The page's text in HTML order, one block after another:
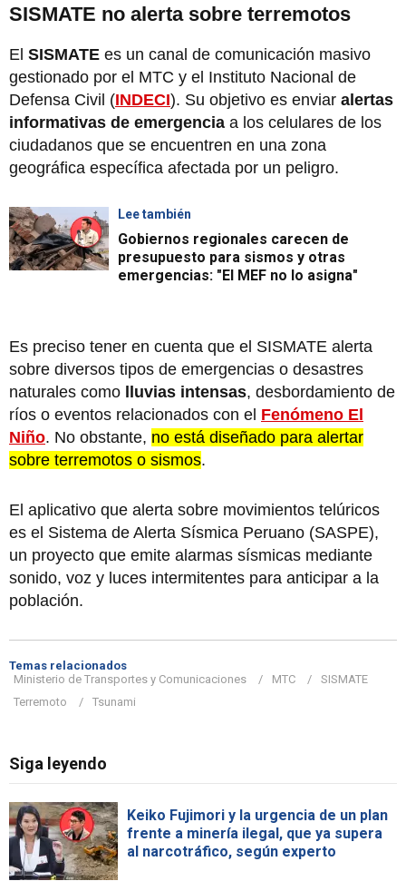
SISMATE no alerta sobre terremotos
El SISMATE es un canal de comunicación masivo
gestionado por el MTC y el Instituto Nacional de
Defensa Civil (INDECI). Su objetivo es enviar alertas
informativas de emergencia a los celulares de los
ciudadanos que se encuentren en una zona
geográfica específica afectada por un peligro.
Lee también
Gobiernos regionales carecen de
presupuesto para sismos y otras
emergencias: "El MEF no lo asigna"
Es preciso tener en cuenta que el SISMATE alerta
sobre diversos tipos de emergencias o desastres
naturales como lluvias intensas, desbordamiento de
ríos o eventos relacionados con el Fenómeno El
Niño. No obstante, no está diseñado para alertar
sobre terremotos o sismos.
El aplicativo que alerta sobre movimientos telúricos
es el Sistema de Alerta Sísmica Peruano (SASPE),
un proyecto que emite alarmas sísmicas mediante
sonido, voz y luces intermitentes para anticipar a la
población.
Temas relacionados
Ministerio de Transportes y Comunicaciones
MTC
SISMATE
Terremoto
Tsunami
Siga leyendo
Keiko Fujimori y la urgencia de un plan
frente a minería ilegal, que ya supera
al narcotráfico, según experto